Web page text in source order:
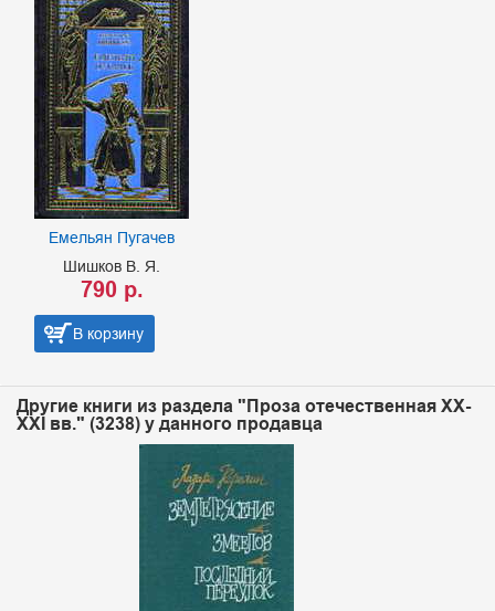
Емельян Пугачев
Шишков В. Я.
790 р.
В корзину
Другие книги из раздела "Проза отечественная XX-
XXI вв." (3238) у данного продавца